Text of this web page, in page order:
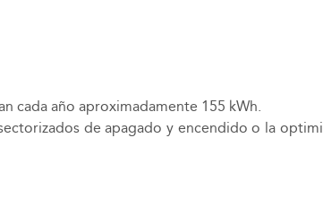
cada año aproximadamente 155 kWh.
de apagado y encendido o la